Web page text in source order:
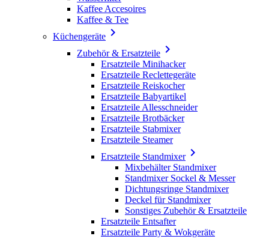
Kaffee Accesoires
Kaffee & Tee
Küchengeräte 
Zubehör & Ersatzteile 
Ersatzteile Minihacker
Ersatzteile Reclettegeräte
Ersatzteile Reiskocher
Ersatzteile Babyartikel
Ersatzteile Allesschneider
Ersatzteile Brotbäcker
Ersatzteile Stabmixer
Ersatzteile Steamer
Ersatzteile Standmixer
Mixbehälter Standmixer
Standmixer Sockel & Messer
Dichtungsringe Standmixer
Deckel für Standmixer
Sonstiges Zubehör & Ersatzteile
Ersatzteile Entsafter
Ersatzteile Party & Wokgeräte